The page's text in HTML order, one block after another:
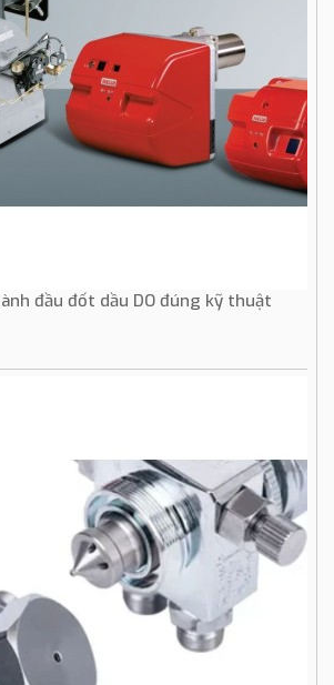
đầu đốt dầu DO đúng kỹ thuật